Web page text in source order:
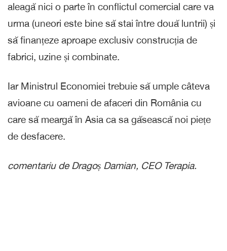
aleagă nici o parte în conflictul comercial care va
urma (uneori este bine să stai între două luntrii) și
să finanțeze aproape exclusiv construcția de
fabrici, uzine și combinate.
Iar Ministrul Economiei trebuie să umple câteva
avioane cu oameni de afaceri din România cu
care să meargă în Asia ca sa găsească noi piețe
de desfacere.
comentariu de Dragoș Damian, CEO Terapia.